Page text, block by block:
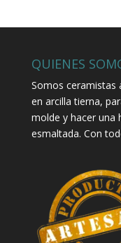
QUIENES
Somos ceramistas
en arcilla tierna,
molde y hacer una
esmaltada. Con